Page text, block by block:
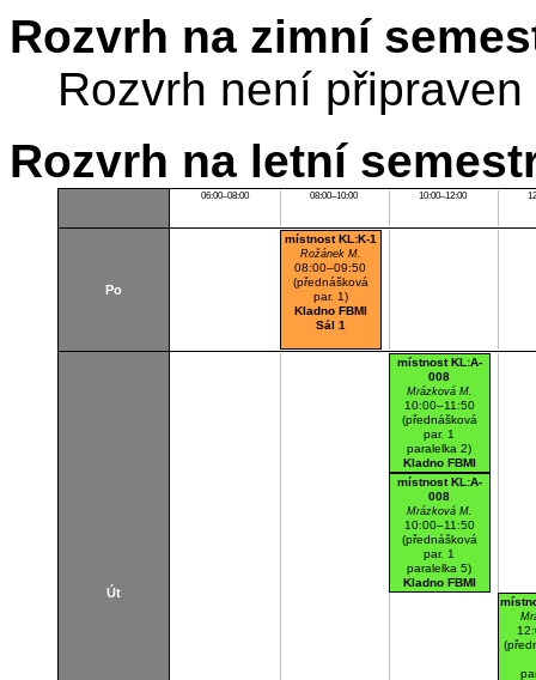
Rozvrh na zimní
Rozvrh není připraven
Rozvrh na letní
06:00–08:00 08:00–10:00 10:00–12:00
Po
místnost KL:K-1
Rožánek M.
08:00–09:50
(přednášková
par. 1)
Kladno FBMI
Sál 1
Út
místnost KL:A-
008
Mrázková M.
10:00–11:50
(přednášková
par. 1
paralelka 2)
Kladno FBMI
Lab. PT pro
anesteziologii ...
místnost KL:A-
008
Mrázková M.
10:00–11:50
(přednášková
par. 1
paralelka 5)
Kladno FBMI